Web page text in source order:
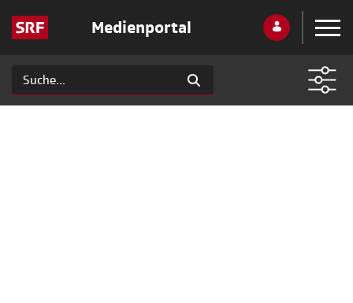
Medienportal